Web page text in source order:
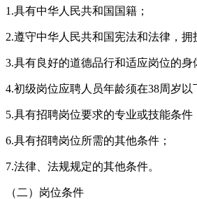
1.具有中华人民共和国国籍；
2.遵守中华人民共和国宪法和法律，拥
3.具有良好的道德品行和适应岗位的身
4.初级岗位应聘人员年龄须在38周岁以
5.具有招聘岗位要求的专业或技能条件
6.具有招聘岗位所需的其他条件；
7.法律、法规规定的其他条件。
（二）岗位条件